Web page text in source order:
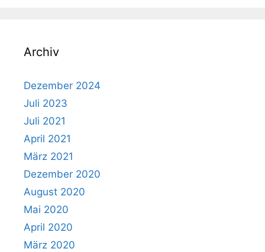
Archiv
Dezember 2024
Juli 2023
Juli 2021
April 2021
März 2021
Dezember 2020
August 2020
Mai 2020
April 2020
März 2020